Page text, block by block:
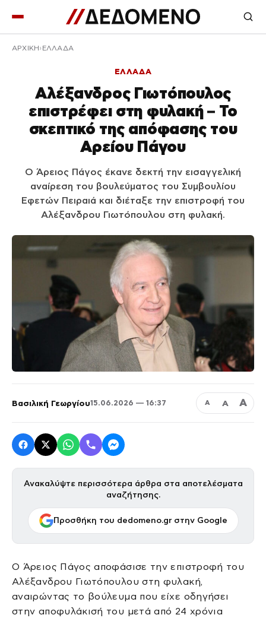
ΑΡΧΙΚΉ ΕΛΛΑΔΑ
ΕΛΛΑΔΑ
Αλέξανδρος Γιωτόπουλος
επιστρέφει στη φυλακή – Το
σκεπτικό της απόφασης του
Αρείου Πάγου
Ο Άρειος Πάγος έκανε δεκτή την εισαγγελική
αναίρεση του βουλεύματος του Συμβουλίου
Εφετών Πειραιά και διέταξε την επιστροφή του
Αλέξανδρου Γιωτόπουλου στη φυλακή.
Βασιλική Γεωργίου15.06.2026 — 16:37 Α Α Α
Ανακαλύψτε περισσότερα άρθρα στα αποτελέσματα
αναζήτησης.
Προσθήκη του dedomeno.gr στην Google
Ο Άρειος Πάγος αποφάσισε την επιστροφή του
Αλέξανδρου Γιωτόπουλου στη φυλακή,
αναιρώντας το βούλευμα που είχε οδηγήσει
στην αποφυλάκισή του μετά από 24 χρόνια